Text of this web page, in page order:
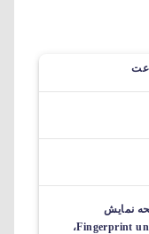
نمایش
Fingerprint under display, optical،